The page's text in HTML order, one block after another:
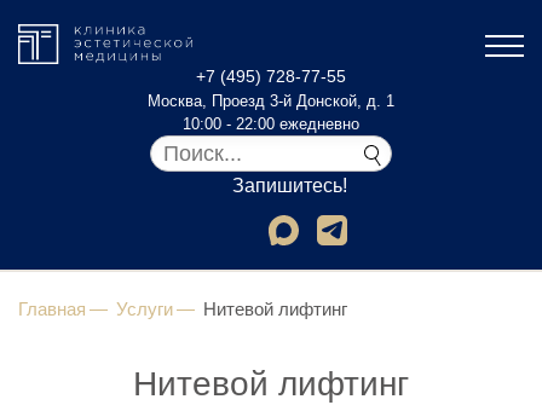
+7 (495) 728-77-55
Москва, Проезд 3-й Донской, д. 1
10:00 - 22:00 ежедневно
Запишитесь!
Главная Услуги Нитевой лифтинг
Нитевой лифтинг